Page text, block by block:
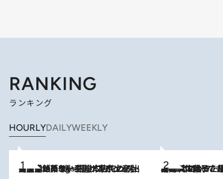
RANKING
ランキング
HOURLYDAILYWEEKLY
4 Hours Ago
【間違いのない王道・東京土産】資生堂パーラー 銀座本店でのみ出会える銘菓5選《極上プディング・濃厚チーズケーキ・ボンボンショコラほか》 2026.8.5
【阿川佐和子さんの年とる力】なぜ70代で始めた趣味は“こんなに楽しい”のか？ ピアノ、俳句…スランプに陥っても続けられる“ある秘訣”とは